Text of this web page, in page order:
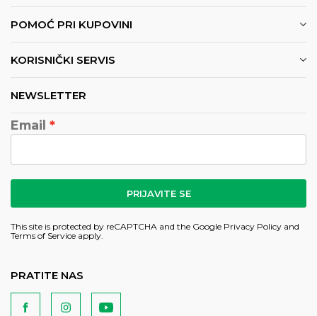
POMOĆ PRI KUPOVINI
KORISNIČKI SERVIS
NEWSLETTER
Email
PRIJAVITE SE
This site is protected by reCAPTCHA and the Google Privacy Policy and
Terms of Service apply.
PRATITE NAS